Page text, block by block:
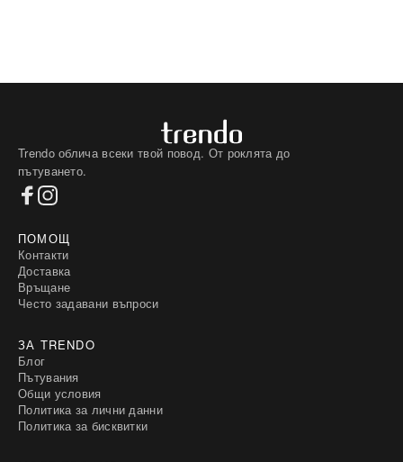
Trendo облича всеки твой повод. От роклята до
пътуването.
ПОМОЩ
Контакти
Доставка
Връщане
Често задавани въпроси
ЗА TRENDO
Блог
Пътувания
Общи условия
Политика за лични данни
Политика за бисквитки